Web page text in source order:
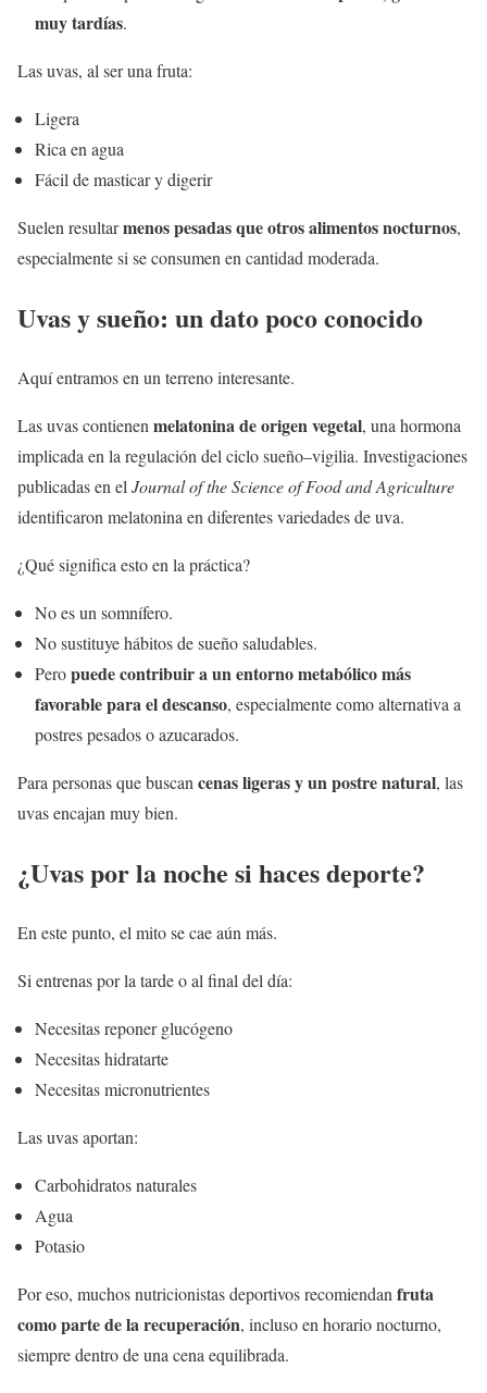
muy tardías.
Las uvas, al ser una fruta:
Ligera
Rica en agua
Fácil de masticar y digerir
Suelen resultarmenos pesadas que otros alimentos nocturnos,
especialmente si se consumen en cantidad moderada.
Uvas y sueño: un dato poco conocido
Aquí entramos en un terreno interesante.
Las uvas contienen melatonina de origen vegetal, una hormona
implicada en la regulación del ciclo sueño–vigilia. Investigaciones
publicadas en el Journal of the Science of Food and Agriculture
identificaron melatonina en diferentes variedades de uva.
¿Qué significa esto en la práctica?
No es un somnífero.
No sustituye hábitos de sueño saludables.
Peropuede contribuir a un entorno metabólico más
favorable para el descanso, especialmente como alternativa a
postres pesados o azucarados.
Para personas que buscan cenas ligeras y un postre natural, las
uvas encajan muy bien.
¿Uvas por la noche si haces deporte?
En este punto, el mito se cae aún más.
Si entrenas por la tarde o al final del día:
Necesitas reponer glucógeno
Necesitas hidratarte
Necesitas micronutrientes
Las uvas aportan:
Carbohidratos naturales
Agua
Potasio
Por eso, muchos nutricionistas deportivos recomiendan fruta
como parte de la recuperación, incluso en horario nocturno,
siempre dentro de una cena equilibrada.